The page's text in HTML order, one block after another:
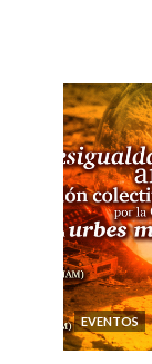
EVENTOS